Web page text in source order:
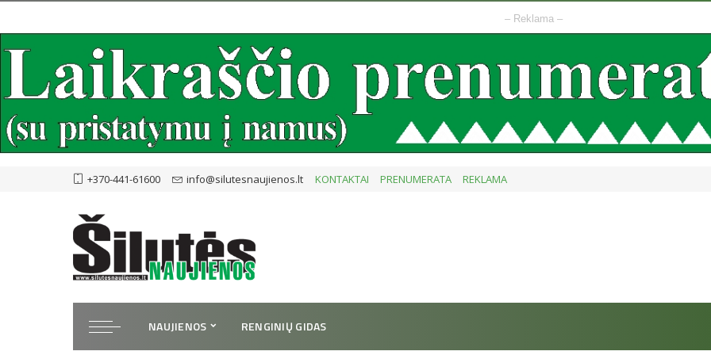
– Reklama –
+370-441-61600 info@silutesnaujienos.lt KONTAKTAI PRENUMERATA REKLAMA
NAUJIENOS RENGINIŲ GIDAS